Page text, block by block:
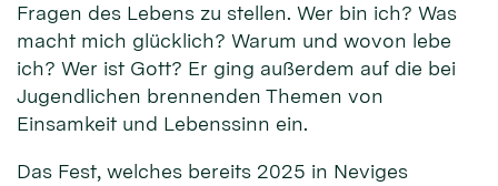
Fragen des Lebens zu stellen. Wer bin ich? Was
macht mich glücklich? Warum und wovon lebe
ich? Wer ist Gott? Er ging außerdem auf die bei
Jugendlichen brennenden Themen von
Einsamkeit und Lebenssinn ein.
Das Fest, welches bereits 2025 in Neviges